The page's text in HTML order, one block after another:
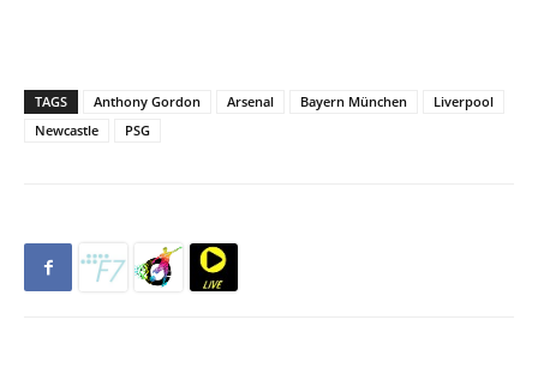
TAGS Anthony Gordon Arsenal Bayern München
Liverpool
Newcastle
PSG